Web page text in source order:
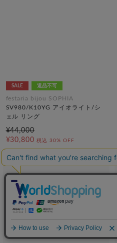
SALE 返品不可
festaria bijou SOPHIA
SV980/K10YG アイオライト/シ
ェル リング
¥44,000
¥30,800 税込 30% OFF